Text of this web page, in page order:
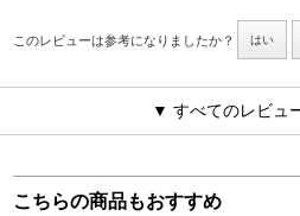
このレビューは参考になりましたか？ はい
▼ すべてのレビュ
こちらの商品もおすすめ